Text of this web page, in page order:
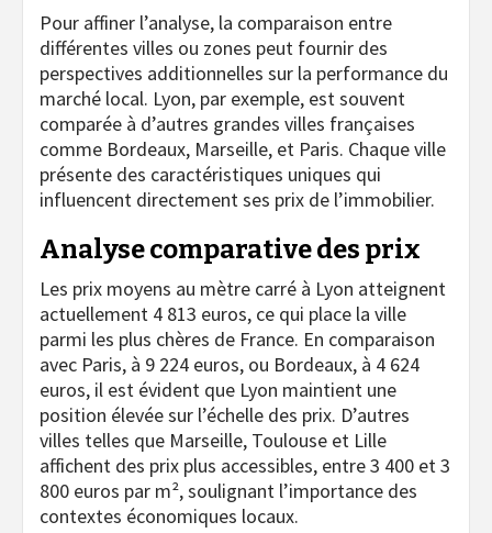
Pour affiner l’analyse, la comparaison entre
différentes villes ou zones peut fournir des
perspectives additionnelles sur la performance du
marché local. Lyon, par exemple, est souvent
comparée à d’autres grandes villes françaises
comme Bordeaux, Marseille, et Paris. Chaque ville
présente des caractéristiques uniques qui
influencent directement ses prix de l’immobilier.
Analyse comparative des prix
Les prix moyens au mètre carré à Lyon atteignent
actuellement 4 813 euros, ce qui place la ville
parmi les plus chères de France. En comparaison
avec Paris, à 9 224 euros, ou Bordeaux, à 4 624
euros, il est évident que Lyon maintient une
position élevée sur l’échelle des prix. D’autres
villes telles que Marseille, Toulouse et Lille
affichent des prix plus accessibles, entre 3 400 et 3
800 euros par m², soulignant l’importance des
contextes économiques locaux.